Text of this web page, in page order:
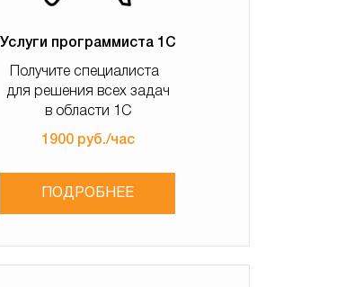
Услуги программиста 1С
Получите специалиста
для решения всех задач
в области 1С
1900 руб./час
ПОДРОБНЕЕ